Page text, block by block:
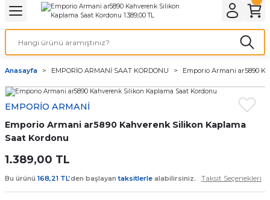
Geri Dön
& ELEKTİRİK AYDINLATMA & ELEKTRİK
Geri Dön
ve Cihaz Pilleri
ÇEŞİTLERİ
ÇEŞİTLERİ
Geri Dön
Geri Dön
Kordon Çeşitleri
Kordonları
Kordonu
saat kordonu
Anasayfa EMPORİO ARMANİ SAAT KORDONU Emporio Armani ar5890
EMPORİO ARMANİ
Emporio Armani ar5890 Kahverenk Silikon Kaplama
Saat Kordonu
1.389,00 TL
Bu ürünü 168,21 TL’den başlayantaksitlerle alabilirsiniz. Taksit Seçenekleri